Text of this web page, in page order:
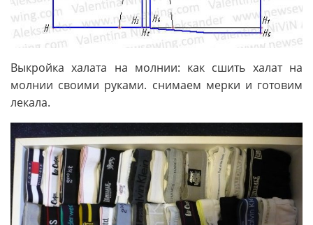
Выкройка халата на молнии: как сшить халат на
молнии своими руками. снимаем мерки и готовим
лекала.